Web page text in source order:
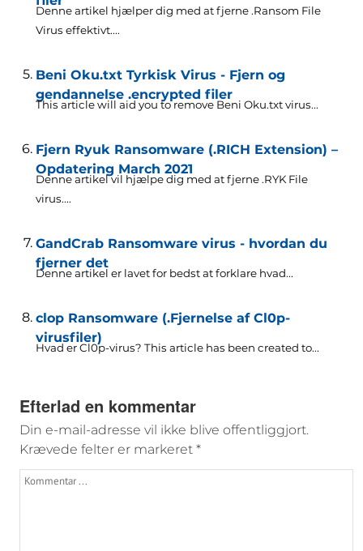
Denne artikel hjælper dig med at fjerne .Ransom File
Virus effektivt....
Beni Oku.txt Tyrkisk Virus - Fjern og
gendannelse .encrypted filer
This article will aid you to remove Beni Oku.txt virus...
Fjern Ryuk Ransomware (.RICH Extension) –
Opdatering March 2021
Denne artikel vil hjælpe dig med at fjerne .RYK File
virus....
GandCrab Ransomware virus - hvordan du
fjerner det
Denne artikel er lavet for bedst at forklare hvad...
clop Ransomware (.Fjernelse af Cl0p-
virusfiler)
Hvad er Cl0p-virus? This article has been created to...
Efterlad en kommentar
Din e-mail-adresse vil ikke blive offentliggjort.
Krævede felter er markeret *